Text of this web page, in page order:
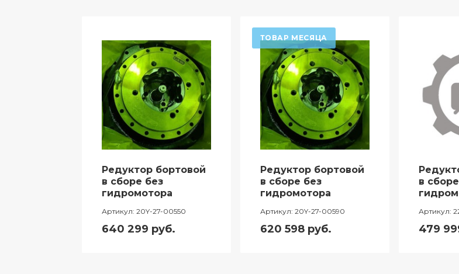
Редуктор бортовой
в сборе без
гидромотора
Артикул: 20Y-27-00550
640 299 руб.
ТОВАР МЕСЯЦА
Редуктор бортовой
в сборе без
гидромотора
Артикул: 20Y-27-00590
620 598 руб.
в
Артикул:
479